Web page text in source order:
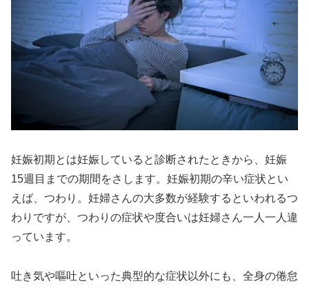
妊娠初期とは妊娠していると診断されたときから、妊娠
15週目までの期間をさします。妊娠初期の辛い症状とい
えば、つわり。妊婦さんの大多数が経験するといわれるつ
わりですが、つわりの症状や度合いは妊婦さん一人一人違
っています。
吐き気や嘔吐といった典型的な症状以外にも、全身の倦怠